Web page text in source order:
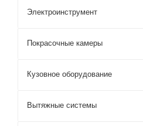
Электроинструмент
Покрасочные камеры
Кузовное оборудование
Вытяжные системы